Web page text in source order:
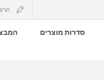
סדרות מוצרים